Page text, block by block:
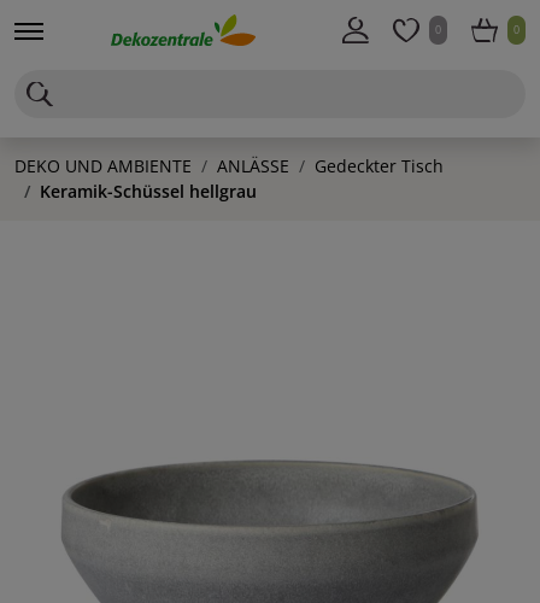
0 0
DEKO UND AMBIENTE ANLÄSSE
Gedeckter Tisch
Keramik-Schüssel hellgrau